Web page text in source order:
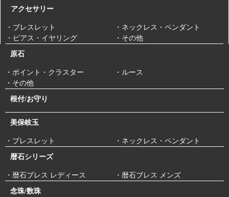
アクセサリー
・ブレスレット
・ネックレス・ペンダント
・ピアス・イヤリング
・その他
原石
・ポイント・クラスター
・ルース
・その他
根付/お守り
美保岐玉
・ブレスレット ・ネックレス・ペンダント
暦石シリーズ
・暦石ブレス レディース ・暦石ブレス メンズ
念珠/数珠